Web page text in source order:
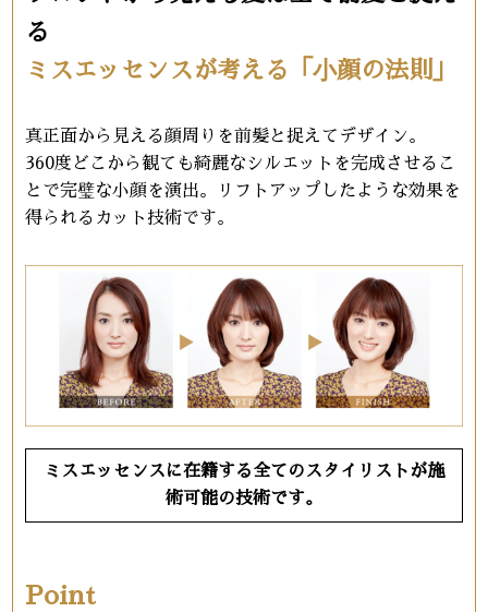
る
ミスエッセンスが考える「⼩顔の法則」
真正面から見える顔周りを前髪と捉えてデザイン。
360度どこから観ても綺麗なシルエットを完成させるこ
とで完璧な小顔を演出。リフトアップしたような効果を
得られるカット技術です。
ミスエッセンスに在籍する全てのスタイリストが施
術可能の技術です。
Point